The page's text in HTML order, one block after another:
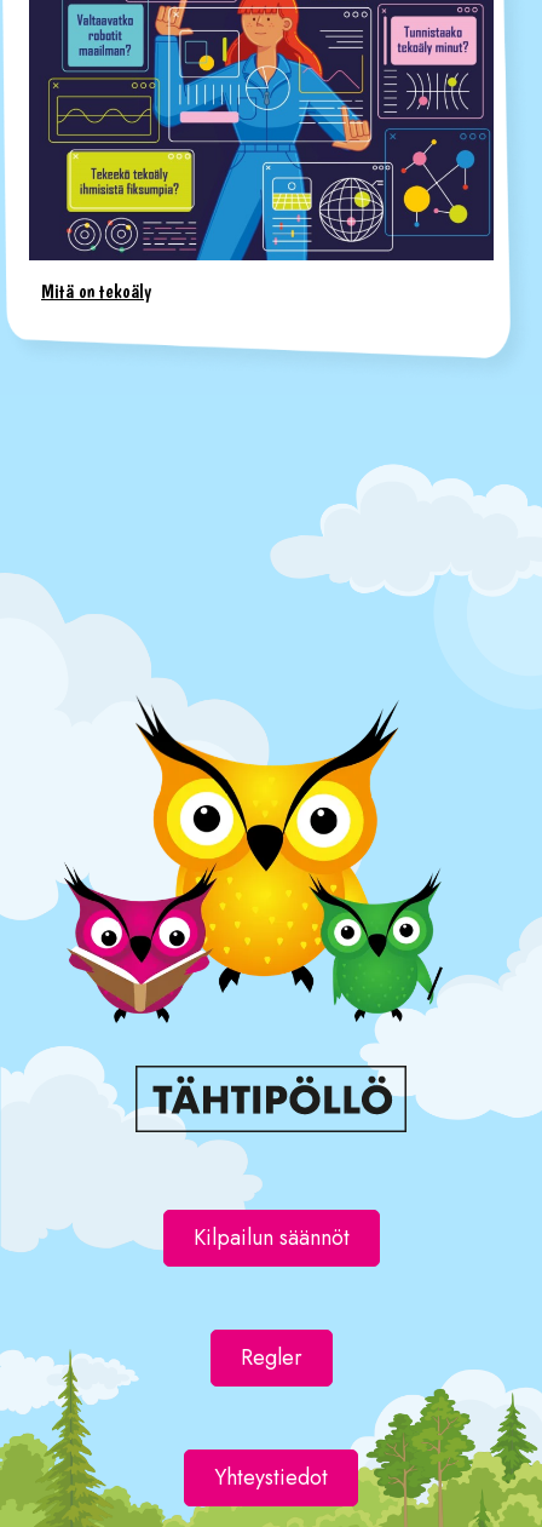
Mitä on tekoäly
Kilpailun säännöt
Regler
Yhteystiedot